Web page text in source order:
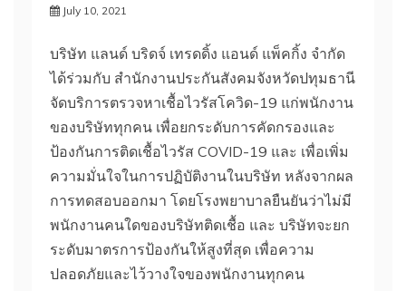
July 10, 2021
HQ
บริษัท แลนด์ บริดจ์ เทรดดิ้ง แอนด์ แพ็คกิ้ง จำกัด
ได้ร่วมกับ สํานักงานประกันสังคมจังหวัดปทุมธานี
จัดบริการตรวจหาเชื้อไวรัสโควิด-19 แก่พนักงาน
ของบริษัททุกคน เพื่อยกระดับการคัดกรองและ
ป้องกันการติดเชื้อไวรัส COVID-19 และ เพื่อเพิ่ม
ความมั่นใจในการปฏิบัติงานในบริษัท หลังจากผล
การทดสอบออกมา โดยโรงพยาบาลยืนยันว่าไม่มี
พนักงานคนใดของบริษัทติดเชื้อ และ บริษัทจะยก
ระดับมาตรการป้องกันให้สูงที่สุด เพื่อความ
ปลอดภัยและไว้วางใจของพนักงานทุกคน